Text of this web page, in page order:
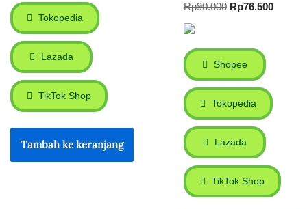
Tokopedia
Lazada
TikTok Shop
Tambah ke keranjang
Rp90.000 Rp76.500
Shopee
Tokopedia
Lazada
TikTok Shop